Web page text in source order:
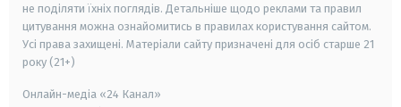
не поділяти їхніх поглядів. Детальніше щодо реклами та правил
цитування можна ознайомитись в правилах користування сайтом.
Усі права захищені. Матеріали сайту призначені для осіб старше 21
року (21+)
Онлайн-медіа «24 Канал»